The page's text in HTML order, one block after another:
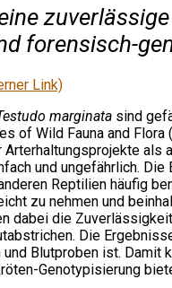
forensisch-
Link)
marginata sind
of Wild Fauna and
und ungefährlich.
Reptilien häufig
zu nehmen und
dabei die
Die
Blutproben ist.
Genotypisierung